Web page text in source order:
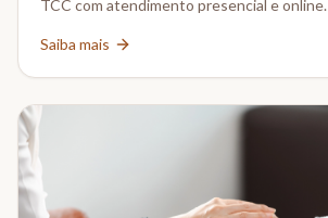
TCC com atendimento presencial e online.
Saiba mais